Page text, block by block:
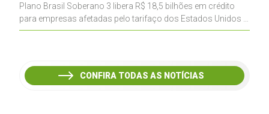
Plano Brasil Soberano 3 libera R$ 18,5 bilhões em crédito
para empresas afetadas pelo tarifaço dos Estados Unidos e
inclui a pecuária entre os setores estratégicos
CONFIRA TODAS AS NOTÍCIAS